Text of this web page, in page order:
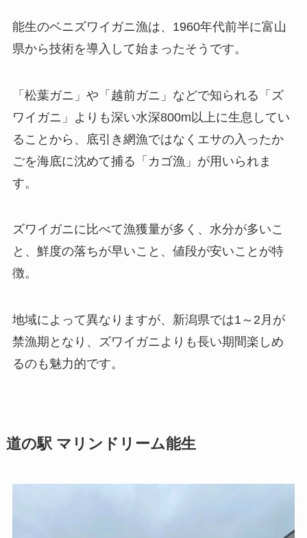
能生のベニズワイガニ漁は、1960年代前半に富山
県から技術を導入して始まったそうです。
「松葉ガニ」や「越前ガニ」などで知られる「ズ
ワイガニ」よりも深い水深800m以上に生息してい
ることから、底引き網漁ではなくエサの入ったか
ごを海底に沈めて捕る「カゴ漁」が用いられま
す。
ズワイガニに比べて漁獲量が多く、水分が多いこ
と、鮮度の落ちが早いこと、値段が安いことが特
徴。
地域によって異なりますが、新潟県では1～2月が
禁漁期となり、ズワイガニよりも長い期間楽しめ
るのも魅力的です。
道の駅 マリンドリーム能生